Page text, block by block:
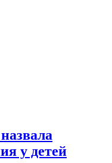
у детей